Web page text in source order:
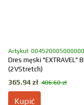
Artykuł:
Dres męski "EXTRAVEL"
(2VStretch)
365.94 zł 406.60 zł
Kupić